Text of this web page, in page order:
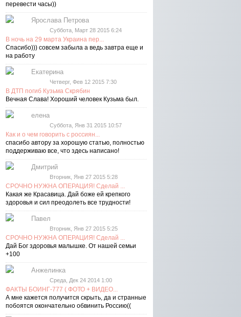
перевести часы))
Ярослава Петрова
Суббота, Март 28 2015 6:24
В ночь на 29 марта Украина пер...
Спасибо))) совсем забыла а ведь завтра еще и
на работу
Екатерина
Четверг, Фев 12 2015 7:30
В ДТП погиб Кузьма Скрябин
Вечная Слава! Хороший человек Кузьма был.
елена
Суббота, Янв 31 2015 10:57
Как и о чем говорить с россиян...
спасибо автору за хорошую статью, полностью
поддерживаю все, что здесь написано!
Дмитрий
Вторник, Янв 27 2015 5:28
СРОЧНО НУЖНА ОПЕРАЦИЯ! Сделай ...
Какая же Красавица. Дай боже ей крепкого
здоровья и сил преодолеть все трудности!
Павел
Вторник, Янв 27 2015 5:25
СРОЧНО НУЖНА ОПЕРАЦИЯ! Сделай ...
Дай Бог здоровья малышке. От нашей семьи
+100
Анжелинка
Среда, Дек 24 2014 1:00
ФАКТЫ БОИНГ-777 ( ФОТО + ВИДЕО...
А мне кажется получится скрыть, да и странные
побоятся окончательно обвинить Россию((